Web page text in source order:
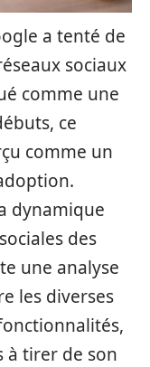
a tenté de
sociaux
comme une
ce
comme un
dynamique
des
une analyse
les diverses
à tirer de son